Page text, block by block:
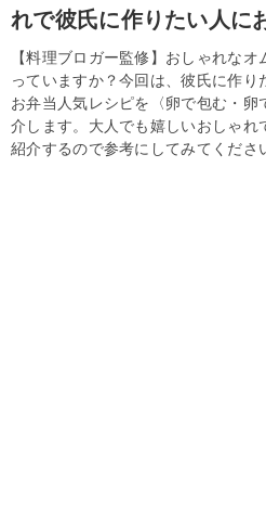
れで彼氏に作りたい人に
【料理ブロガー監修】おしゃれな
っていますか？今回は、彼氏に作
お弁当人気レシピを〈卵で包む・卵
介します。大人でも嬉しいおしゃれ
紹介するので参考にしてみてくださ